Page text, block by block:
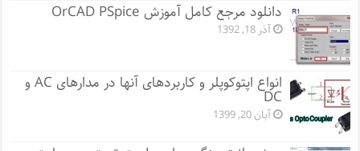
دانلود مرجع کامل آموزش OrCAD PSpice
آذر 18, 1392
انواع اپتوکوپلر و کاربردهای آنها در مدارهای AC و
DC
آبان 20, 1399